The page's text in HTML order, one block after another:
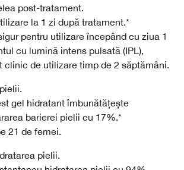
post-tratament.
la 1 zi după tratament.*
pentru utilizare începând cu ziua 1
cu lumină intens pulsată (IPL),
clinic de utilizare timp de 2 săptămâni.
gel hidratant îmbunătățește
barierei pielii cu 17%.*
21 de femei.
pielii.